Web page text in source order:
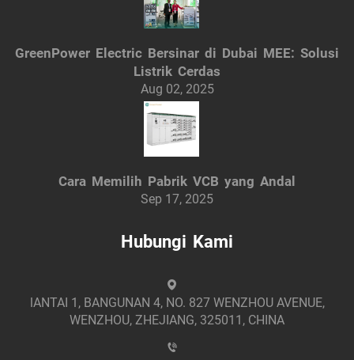
GreenPower Electric Bersinar di Dubai MEE: Solusi
Listrik Cerdas
Aug 02, 2025
Cara Memilih Pabrik VCB yang Andal
Sep 17, 2025
Hubungi Kami
lANTAI 1, BANGUNAN 4, NO. 827 WENZHOU AVENUE,
WENZHOU, ZHEJIANG, 325011, CHINA